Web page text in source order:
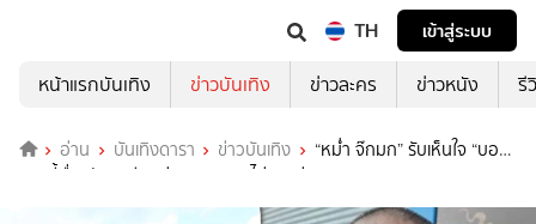
TH
เข้าสู่ระบบ
หน้าแรกบันเทิง
ข่าวบันเทิง ข่าวละคร ข่าวหนัง รี
อ่าน บันเทิงดารา ข่าวบันเทิง
“หม่ำ จ๊กมก” รับเห็นใจ “บอล-
ยูริ” ชี้เรื่องรักละเอียดอ่อน-คนนอกไม่ควรยุ่ง